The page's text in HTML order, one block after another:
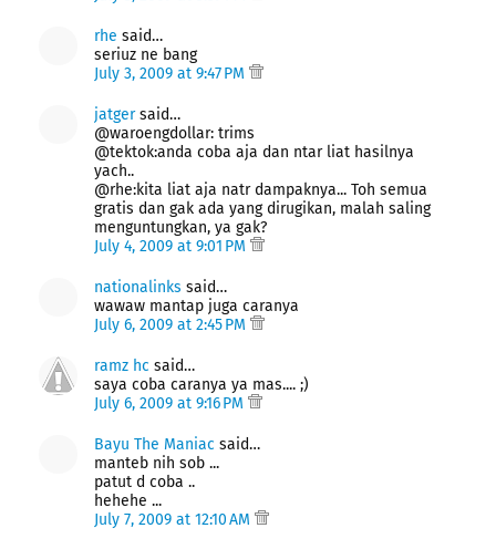
rhe said…
seriuz ne bang
July 3, 2009 at 9:47 PM
jatgersaid…
@waroengdollar: trims
@tektok:anda coba aja dan ntar liat hasilnya
yach..
@rhe:kita liat aja natr dampaknya... Toh semua
gratis dan gak ada yang dirugikan, malah saling
menguntungkan, ya gak?
July 4, 2009 at 9:01 PM
nationalinks said…
wawaw mantap juga caranya
July 6, 2009 at 2:45 PM
ramz hc said…
saya coba caranya ya mas.... ;)
July 6, 2009 at 9:16 PM
Bayu The Maniac said…
manteb nih sob ...
patut d coba ..
hehehe ...
July 7, 2009 at 12:10 AM